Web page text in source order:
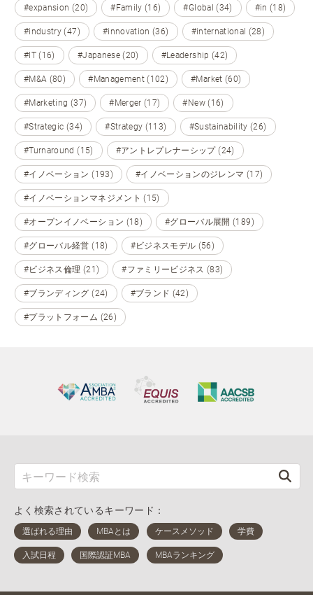
#expansion (20) #Family (16) #Global (34) #in (18)
#industry (47) #innovation (36) #international (28)
#IT (16) #Japanese (20) #Leadership (42)
#M&A (80) #Management (102) #Market (60)
#Marketing (37) #Merger (17) #New (16)
#Strategic (34) #Strategy (113) #Sustainability (26)
#Turnaround (15) #アントレプレナーシップ (24)
#イノベーション (193) #イノベーションのジレンマ (17)
#イノベーションマネジメント (15)
#オープンイノベーション (18) #グローバル展開 (189)
#グローバル経営 (18) #ビジネスモデル (56)
#ビジネス倫理 (21) #ファミリービジネス (83)
#ブランディング (24) #ブランド (42)
#プラットフォーム (26)
よく検索されているキーワード：